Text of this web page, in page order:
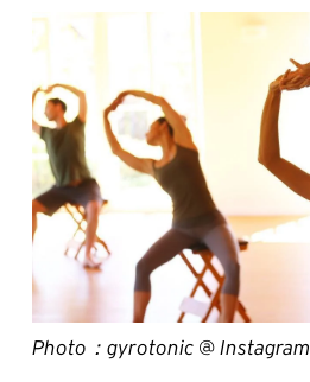
Photo：gyrotonic @ Instagram